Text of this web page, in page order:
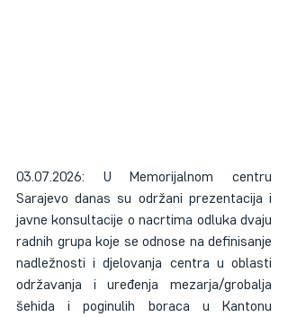
03.07.2026: U Memorijalnom centru
Sarajevo danas su održani prezentacija i
javne konsultacije o nacrtima odluka dvaju
radnih grupa koje se odnose na definisanje
nadležnosti i djelovanja centra u oblasti
održavanja i uređenja mezarja/grobalja
šehida i poginulih boraca u Kantonu